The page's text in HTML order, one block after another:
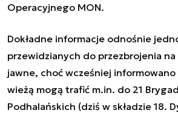
Operacyjnego MON.
Dokładne informacje odnośnie
przewidzianych do przezbrojenia na
jawne, choć wcześniej informowano
wieżą mogą trafić m.in. do 21
Podhalańskich (dziś w składzie 18.